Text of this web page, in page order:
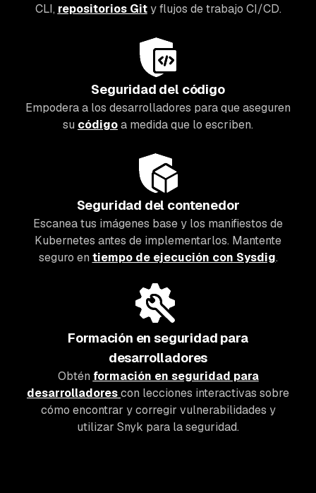
CLI, repositorios Gity flujos de trabajo CI/CD.
Seguridad del código
Empodera a los desarrolladores para que aseguren
su códigoa medida que lo escriben.
Seguridad del contenedor
Escanea tus imágenes base y los manifiestos de
Kubernetes antes de implementarlos. Mantente
seguro en tiempo de ejecución con Sysdig.
Formación en seguridad para
desarrolladores
Obtén formación en seguridad para
desarrolladorescon lecciones interactivas sobre
cómo encontrar y corregir vulnerabilidades y
utilizar Snyk para la seguridad.